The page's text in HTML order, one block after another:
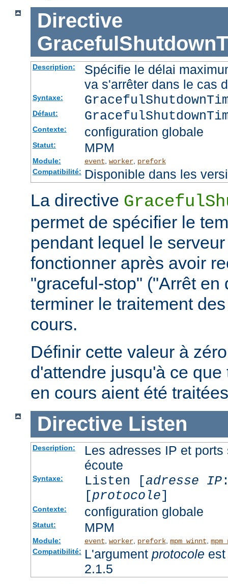
Directive
Description:
Spécifie le délai
va s'arrêter dans le cas
Syntaxe:
Défaut:
Contexte: configuration globale
Statut: MPM
Module: event, worker, prefork
Compatibilité: Disponible dans les
La directive
permet de spécifier le
pendant lequel le
fonctionner après avoir
"graceful-stop" ("Arrêt en
terminer le traitement
cours.
Définir cette valeur à
d'attendre jusqu'à ce
en cours aient été
Directive Listen
Description:
Les adresses IP et
écoute
Syntaxe: Listen [adresse IP
[protocole]
Contexte: configuration globale
Statut: MPM
Module: event worker, prefork, mpm_winnt
Compatibilité: L'argument protocole
2.1.5